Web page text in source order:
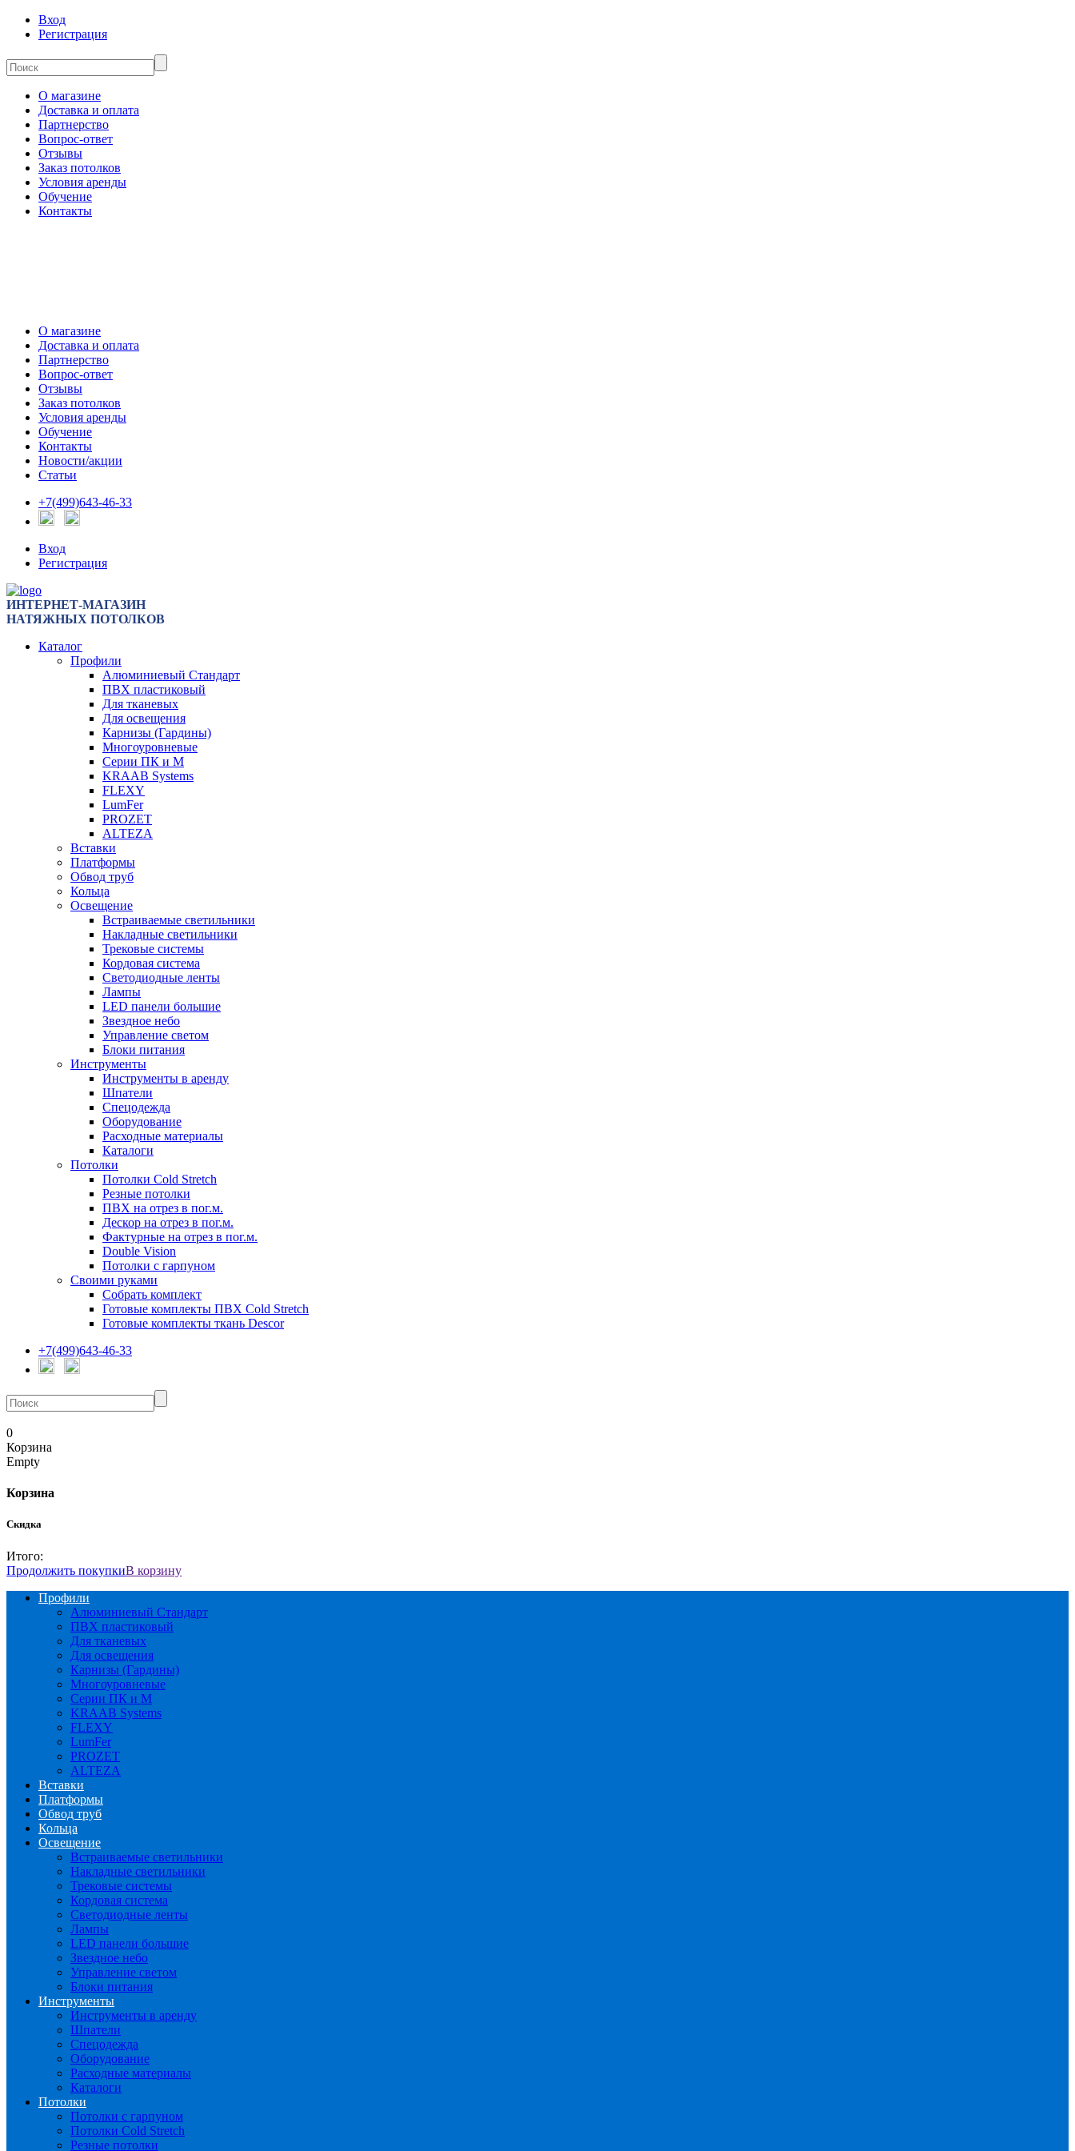
Вход
Регистрация
О магазине
Доставка и оплата
Партнерство
Вопрос-ответ
Отзывы
Заказ потолков
Условия аренды
Обучение
Контакты
О магазине
Доставка и оплата
Партнерство
Вопрос-ответ
Отзывы
Заказ потолков
Условия аренды
Обучение
Контакты
Новости/акции
Статьи
+7(499)643-46-33
Вход
Регистрация
ИНТЕРНЕТ-МАГАЗИН
НАТЯЖНЫХ ПОТОЛКОВ
Каталог
Профили
Алюминиевый Стандарт
ПВХ пластиковый
Для тканевых
Для освещения
Карнизы (Гардины)
Многоуровневые
Серии ПК и М
KRAAB Systems
FLEXY
LumFer
PROZET
ALTEZA
Вставки
Платформы
Обвод труб
Кольца
Освещение
Встраиваемые светильники
Накладные светильники
Трековые системы
Кордовая система
Светодиодные ленты
Лампы
LED панели большие
Звездное небо
Управление светом
Блоки питания
Инструменты
Инструменты в аренду
Шпатели
Спецодежда
Оборудование
Расходные материалы
Каталоги
Потолки
Потолки Cold Stretch
Резные потолки
ПВХ на отрез в пог.м.
Дескор на отрез в пог.м.
Фактурные на отрез в пог.м.
Double Vision
Потолки с гарпуном
Своими руками
Собрать комплект
Готовые комплекты ПВХ Cold Stretch
Готовые комплекты ткань Descor
+7(499)643-46-33
0
Корзина
Empty
Корзина
Скидка
Итого:
Продолжить покупкиВ корзину
Профили
Алюминиевый Стандарт
ПВХ пластиковый
Для тканевых
Для освещения
Карнизы (Гардины)
Многоуровневые
Серии ПК и М
KRAAB Systems
FLEXY
LumFer
PROZET
ALTEZA
Вставки
Платформы
Обвод труб
Кольца
Освещение
Встраиваемые светильники
Накладные светильники
Трековые системы
Кордовая система
Светодиодные ленты
Лампы
LED панели большие
Звездное небо
Управление светом
Блоки питания
Инструменты
Инструменты в аренду
Шпатели
Спецодежда
Оборудование
Расходные материалы
Каталоги
Потолки
Потолки с гарпуном
Потолки Cold Stretch
Резные потолки